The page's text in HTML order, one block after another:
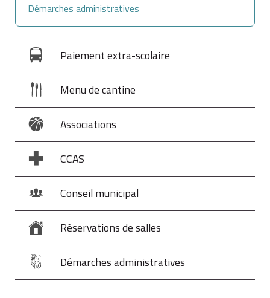
Démarches administratives
Paiement extra-scolaire
Menu de cantine
Associations
CCAS
Conseil municipal
Réservations de salles
Démarches administratives